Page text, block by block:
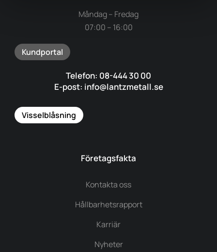
Måndag – Fredag
07:00 – 16:00
Kundportal
Telefon: 08-444 30 00
E-post: info@lantzmetall.se
Visselblåsning
Företagsfakta
Kontakta oss
Hållbarhetsrapport
Karriär
Nyheter